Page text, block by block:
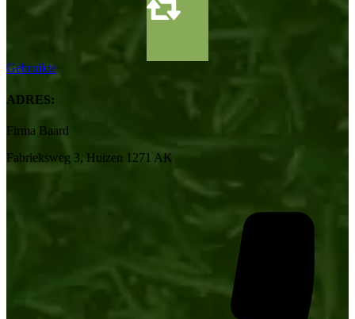
Gebruikte
ADRES:
Firma Baard
Fabrieksweg 3, Huizen 1271 AK